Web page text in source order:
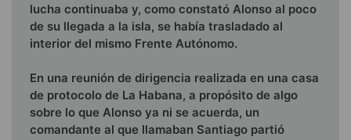
lucha continuaba y, como constató Alonso al poco
de su lle­gada a la isla, se había trasladado al
interior del mismo Frente Autónomo.
En una reunión de dirigencia realizada en una casa
de pro­tocolo de La Habana, a propósito de algo
sobre lo que Alonso ya ni se acuerda, un
comandante al que llamaban Santiago partió